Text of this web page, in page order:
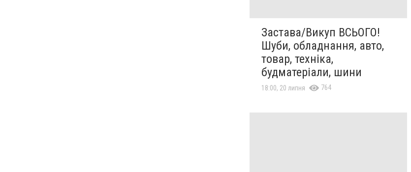
Застава/Викуп ВСЬОГО!
Шуби, обладнання, авто,
товар, техніка,
будматеріали, шини
18:00, 20 липня 764